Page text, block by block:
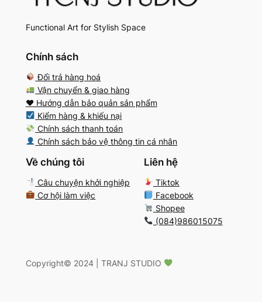
Functional Art for Stylish Space
Chính sách
Đổi trả hàng hoá
Vận chuyển & giao hàng
♥️ Hướng dẫn bảo quản sản phẩm
Kiểm hàng & khiếu nại
Chính sách thanh toán
Chính sách bảo vệ thông tin cá nhân
Về chúng tôi
Câu chuyện khởi nghiệp
Cơ hội làm việc
Liên hệ
Tiktok
Facebook
Shopee
(084)986015075
Copyright©️ 2024 | TRANJ STUDIO